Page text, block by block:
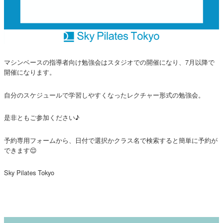
マシンベースの指導者向け勉強会はスタジオでの開催になり、7月以降で
開催になります。
自分のスケジュールで学習しやすくなったレクチャー形式の勉強会。
是非ともご参加ください♪
予約専用フォームから、日付で選択かクラス名で検索すると簡単に予約が
できます😌
Sky Pilates Tokyo